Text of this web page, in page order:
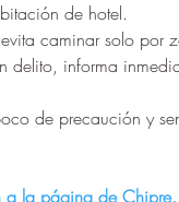
de hotel.
caminar solo por
delito, informa
de precaución y
a la página de Chipre.